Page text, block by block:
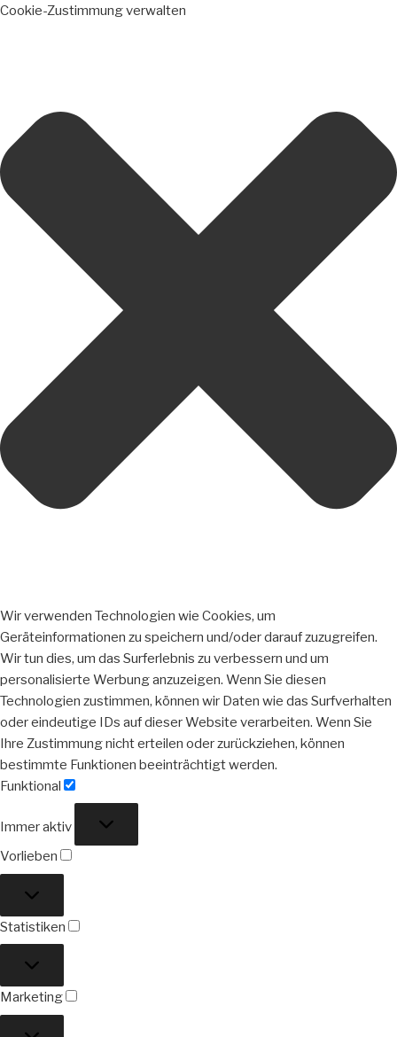
Cookie-Zustimmung verwalten
Wir verwenden Technologien wie Cookies, um
Geräteinformationen zu speichern und/oder darauf zuzugreifen.
Wir tun dies, um das Surferlebnis zu verbessern und um
personalisierte Werbung anzuzeigen. Wenn Sie diesen
Technologien zustimmen, können wir Daten wie das Surfverhalten
oder eindeutige IDs auf dieser Website verarbeiten. Wenn Sie
Ihre Zustimmung nicht erteilen oder zurückziehen, können
bestimmte Funktionen beeinträchtigt werden.
Funktional
Immer aktiv
Vorlieben
Statistiken
Marketing